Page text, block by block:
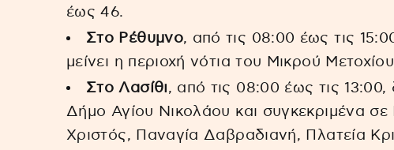
έως 46.
Στο Ρέθυμνο, από τις 08:00 έως τις
μείνει η περιοχή νότια του Μικρού
Στο Λασίθι, από τις 08:00 έως τις 13:00,
Δήμο Αγίου Νικολάου και συγκεκριμένα σε
Χριστός, Παναγία Δαβραδιανή, Πλατεία